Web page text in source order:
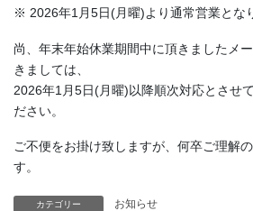
※ 2026年1月5日(月曜)より通常営業とな
尚、年末年始休業期間中に頂きましたメ
きましては、
2026年1月5日(月曜)以降順次対応とさせ
ださい。
ご不便をお掛け致しますが、何卒ご理解
す。
カテゴリー お知らせ